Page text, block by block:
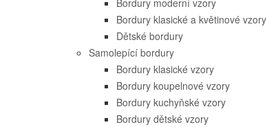
Bordury moderní vzory
Bordury klasické a květinové vzory
Dětské bordury
Samolepící bordury
Bordury klasické vzory
Bordury koupelnové vzory
Bordury kuchyňské vzory
Bordury dětské vzory